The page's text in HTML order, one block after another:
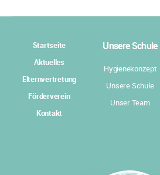
Startseite
Aktuelles
Elternvertretung
Förderverein
Kontakt
Unsere Schule
Hygienekonzept
Unsere Schule
Unser Team